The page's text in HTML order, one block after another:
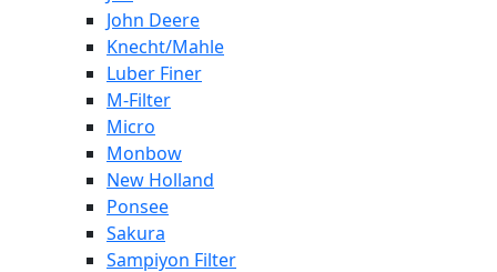
John Deere
Knecht/Mahle
Luber Finer
M-Filter
Micro
Monbow
New Holland
Ponsee
Sakura
Sampiyon Filter